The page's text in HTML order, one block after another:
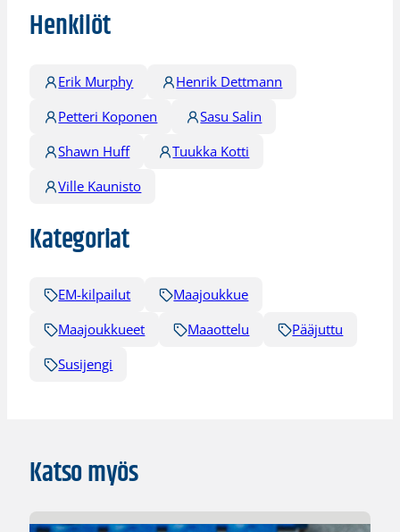
Henkilöt
Erik Murphy
Henrik Dettmann
Petteri Koponen
Sasu Salin
Shawn Huff
Tuukka Kotti
Ville Kaunisto
Kategoriat
EM-kilpailut
Maajoukkue
Maajoukkueet
Maaottelu
Pääjuttu
Susijengi
Katso myös